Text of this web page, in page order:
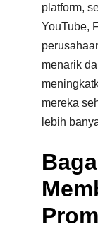
platform,
YouTube,
menarik
mereka
lebih